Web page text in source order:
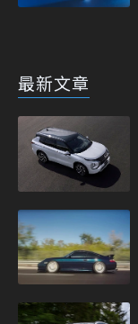
最新文章